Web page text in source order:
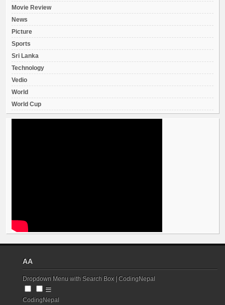
Movie Review
News
Picture
Sports
Sri Lanka
Technology
Vedio
World
World Cup
AA
Dropdown Menu with Search Box | CodingNepal
CodingNepal